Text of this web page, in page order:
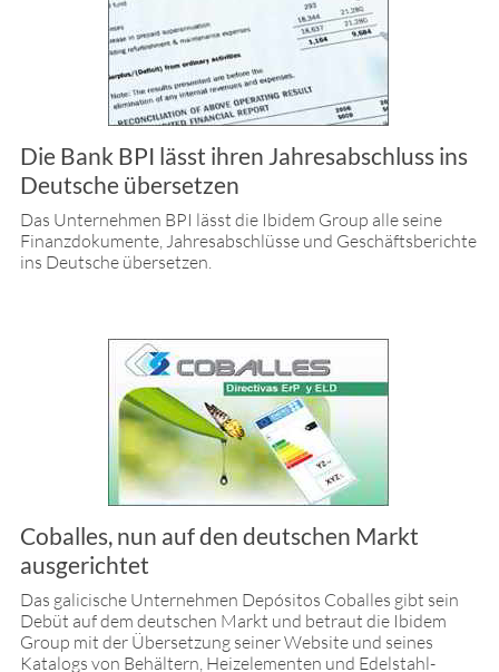
Die Bank BPI lässt ihren Jahresabschluss ins
Deutsche übersetzen
Das Unternehmen BPI lässt die Ibidem Group alle seine
Finanzdokumente, Jahresabschlüsse und Geschäftsberichte
ins Deutsche übersetzen.
Coballes, nun auf den deutschen Markt
ausgerichtet
Das galicische Unternehmen Depósitos Coballes gibt sein
Debüt auf dem deutschen Markt und betraut die Ibidem
Group mit der Übersetzung seiner Website und seines
Katalogs von Behältern, Heizelementen und Edelstahl-